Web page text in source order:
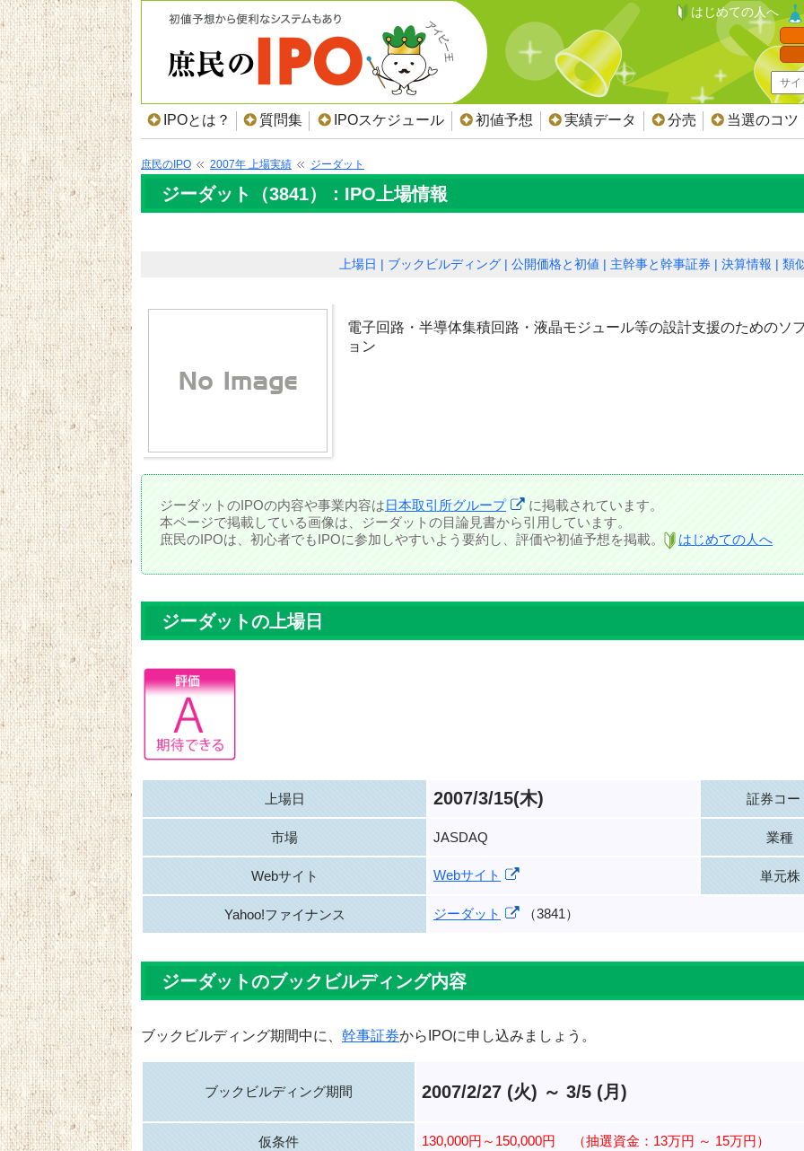
はじめての人へ
IPOとは？ 質問集 IPOスケジュール 初値予想 実績データ 分売 当選のコツ
庶民のIPO 2007年 上場実績 ジーダット
ジーダット（3841）：IPO上場情報
上場日 ブックビルディング 公開価格と初値 主幹事と幹事証券 決算情報 類
電子回路・半導体集積回路・液晶モジュール等の設計支援のためのソ
ョン
ジーダットのIPOの内容や事業内容は日本取引所グループ
に掲載されています。
本ページで掲載している画像は、ジーダットの目論見書から引用しています。
庶民のIPOは、初心者でもIPOに参加しやすいよう要約し、評価や初値予想を掲載。
はじめての人へ
ジーダットの上場日
上場日 2007/3/15(木) 証券コー
市場 JASDAQ 業種
Webサイト Webサイト 単元株
Yahoo!ファイナンス ジーダット （3841）
ジーダットのブックビルディング内容
ブックビルディング期間中に、 幹事証券からIPOに申し込みましょう。
ブックビルディング期間 2007/2/27 (火) ～ 3/5 (月)
仮条件 130,000円～150,000円 （抽選資金：13万円 ～ 15万円）